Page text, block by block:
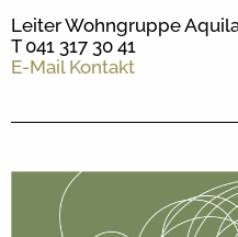
Leiter Wohngruppe
T 041 317 30 41
E-Mail Kontakt